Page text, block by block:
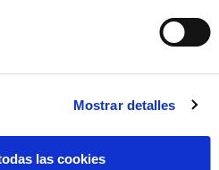
Mostrar detalles
las cookies
ofrezcan servicios de
gimnasios y jardines.
no es inusual que este tipo
sido diseñadas por algún